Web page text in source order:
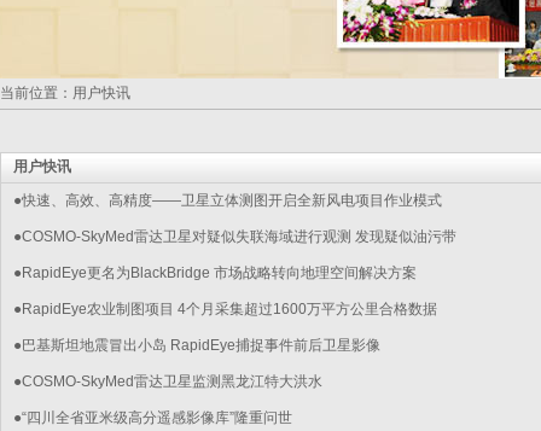
当前位置：用户快讯
用户快讯
●快速、高效、高精度——卫星立体测图开启全新风电项目作业模式
●COSMO-SkyMed雷达卫星对疑似失联海域进行观测 发现疑似油污带
●RapidEye更名为BlackBridge 市场战略转向地理空间解决方案
●RapidEye农业制图项目 4个月采集超过1600万平方公里合格数据
●巴基斯坦地震冒出小岛 RapidEye捕捉事件前后卫星影像
●COSMO-SkyMed雷达卫星监测黑龙江特大洪水
●“四川全省亚米级高分遥感影像库”隆重问世